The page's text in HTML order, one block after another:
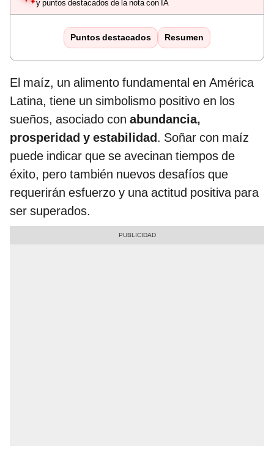
y puntos destacados de la nota con IA
Puntos destacados Resumen
El maíz, un alimento fundamental en América
Latina, tiene un simbolismo positivo en los
sueños, asociado con abundancia,
prosperidad y estabilidad. Soñar con maíz
puede indicar que se avecinan tiempos de
éxito, pero también nuevos desafíos que
requerirán esfuerzo y una actitud positiva para
ser superados.